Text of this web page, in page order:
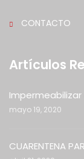
CONTACTO
Artículos
mayo 19, 2020
CUARENTENA